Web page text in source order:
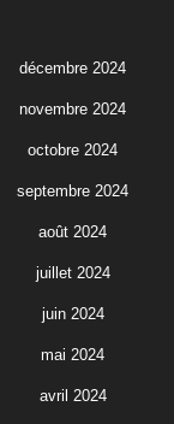
décembre 2024
novembre 2024
octobre 2024
septembre 2024
août 2024
juillet 2024
juin 2024
mai 2024
avril 2024